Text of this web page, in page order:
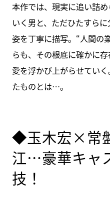
本作では、現実に追い詰
いく男と、ただひたすら
姿を丁寧に描写。“人間の
らも、その根底に確かに
愛を浮かび上がらせてい
たものとは…。
◆玉木宏×常
江…豪華キャ
技！